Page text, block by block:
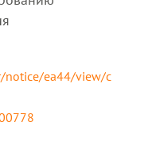
notice/ea44/view/c